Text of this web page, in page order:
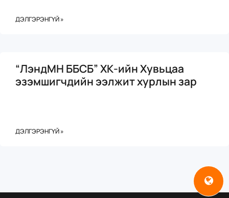
ДЭЛГЭРЭНГҮЙ »
“ЛэндМН ББСБ” ХК-ийн Хувьцаа
эзэмшигчдийн ээлжит хурлын зар
ДЭЛГЭРЭНГҮЙ »